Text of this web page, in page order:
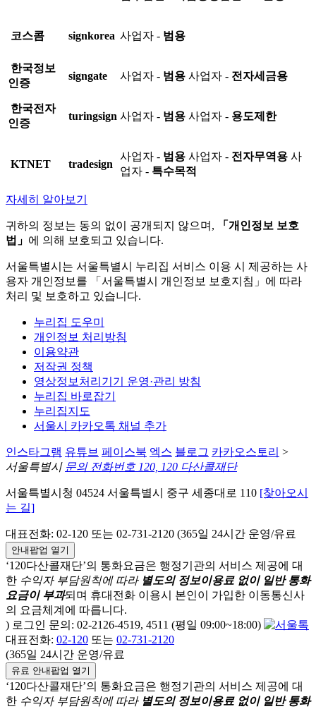
코스콤 signkorea 사업자 - 범용
한국정보
인증
signgate 사업자 - 범용 사업자 - 전자세금용
한국전자
인증
turingsign 사업자 - 범용 사업자 - 용도제한
KTNET tradesign
사업자 - 범용 사업자 - 전자무역용 사
업자 - 특수목적
자세히 알아보기
귀하의 정보는 동의 없이 공개되지 않으며,
「개인정보 보호
법」 에 의해 보호되고 있습니다.
서울특별시는 서울특별시 누리집 서비스 이용 시 제공하는 사
용자 개인정보를 「서울특별시 개인정보 보호지침」에 따라
처리 및 보호하고 있습니다.
누리집 도우미
개인정보 처리방침
이용약관
저작권 정책
영상정보처리기기 운영·관리 방침
누리집 바로잡기
누리집지도
서울시 카카오톡 채널 추가
인스타그램 유튜브 페이스북 엑스 블로그 카카오스토리 >
서울특별시 문의 전화번호 120, 120 다산콜재단
서울특별시청 04524 서울특별시 중구 세종대로 110 [찾아오시
는 길]
대표전화: 02-120 또는 02-731-2120 (365일 24시간 운영/유료
안내팝업 열기
‘120다산콜재단’의 통화요금은 행정기관의 서비스 제공에 대
한 수익자 부담원칙에 따라 별도의 정보이용료 없이 일반 통화
요금이 부과되며 휴대전화 이용시 본인이 가입한 이동통신사
의 요금체계에 따릅니다.
) 로그인 문의: 02-2126-4519, 4511 (평일 09:00~18:00)
대표전화: 02-120 또는 02-731-2120
(365일 24시간 운영/유료
유료 안내팝업 열기
‘120다산콜재단’의 통화요금은 행정기관의 서비스 제공에 대
한 수익자 부담원칙에 따라 별도의 정보이용료 없이 일반 통화